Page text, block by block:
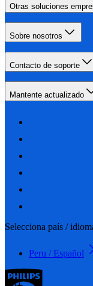
Otras soluciones
Sobre nosotros
Contacto de soporte
Mantente actualizado
Selecciona país /
Peru / Español